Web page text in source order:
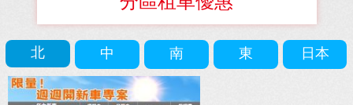
北 中 南 東 日本